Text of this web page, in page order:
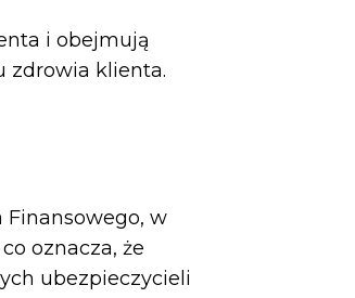
i obejmują
zdrowia klienta.
Finansowego, w
oznacza, że
ubezpieczycieli